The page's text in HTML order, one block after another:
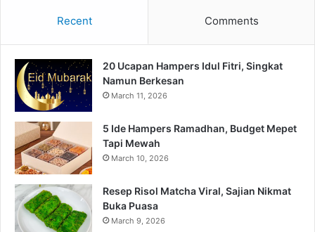
Recent Comments
20 Ucapan Hampers Idul Fitri, Singkat
Namun Berkesan
March 11, 2026
5 Ide Hampers Ramadhan, Budget Mepet
Tapi Mewah
March 10, 2026
Resep Risol Matcha Viral, Sajian Nikmat
Buka Puasa
March 9, 2026